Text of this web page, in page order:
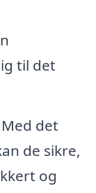
til det
Med det
de sikre,
og